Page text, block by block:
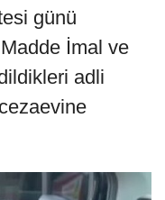
günü
İmal ve
adli